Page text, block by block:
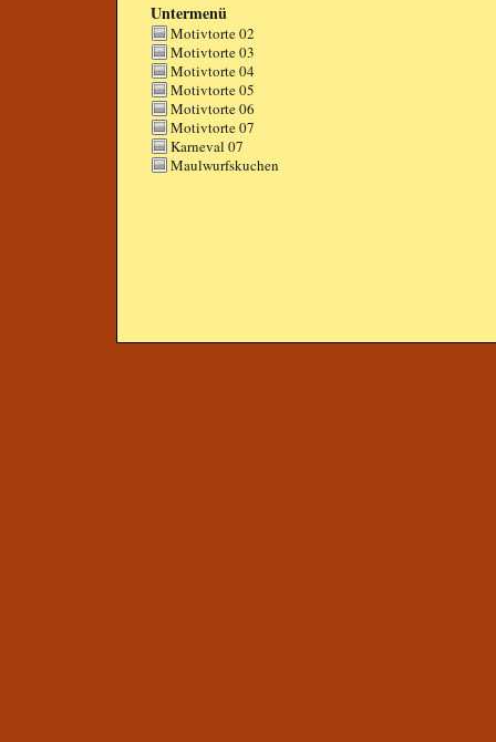
Untermenü
Motivtorte 02
Motivtorte 03
Motivtorte 04
Motivtorte 05
Motivtorte 06
Motivtorte 07
Karneval 07
Maulwurfskuchen